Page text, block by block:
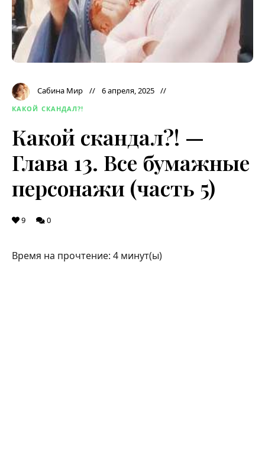
Сабина Мир 6 апреля, 2025
КАКОЙ СКАНДАЛ?!
Какой скандал?! —
Глава 13. Все бумажные
персонажи (часть 5)
9 0
Время на прочтение: 4 минут(ы)